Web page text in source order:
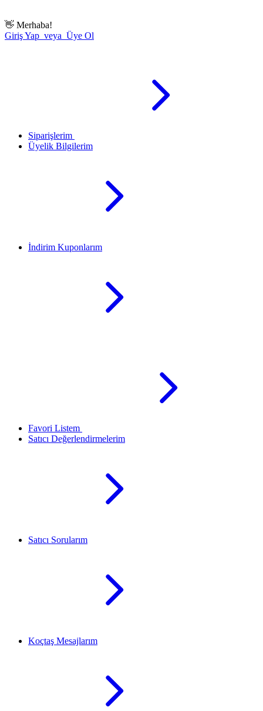
👋 Merhaba!
Giriş Yap veya Üye Ol
Siparişlerim
Üyelik Bilgilerim
İndirim Kuponlarım
Favori Listem
Satıcı Değerlendirmelerim
Satıcı Sorularım
Koçtaş Mesajlarım